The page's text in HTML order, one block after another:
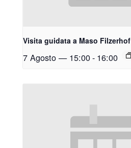
Visita guidata a Maso Filzerhof
7 Agosto — 15:00- 16:00